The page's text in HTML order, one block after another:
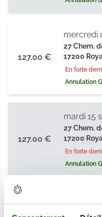
127.00 €
27 Chem.
17200
En forte
Annulation
mercredi
127.00 €
27 Chem.
17200
En forte
Annulation
mardi 15